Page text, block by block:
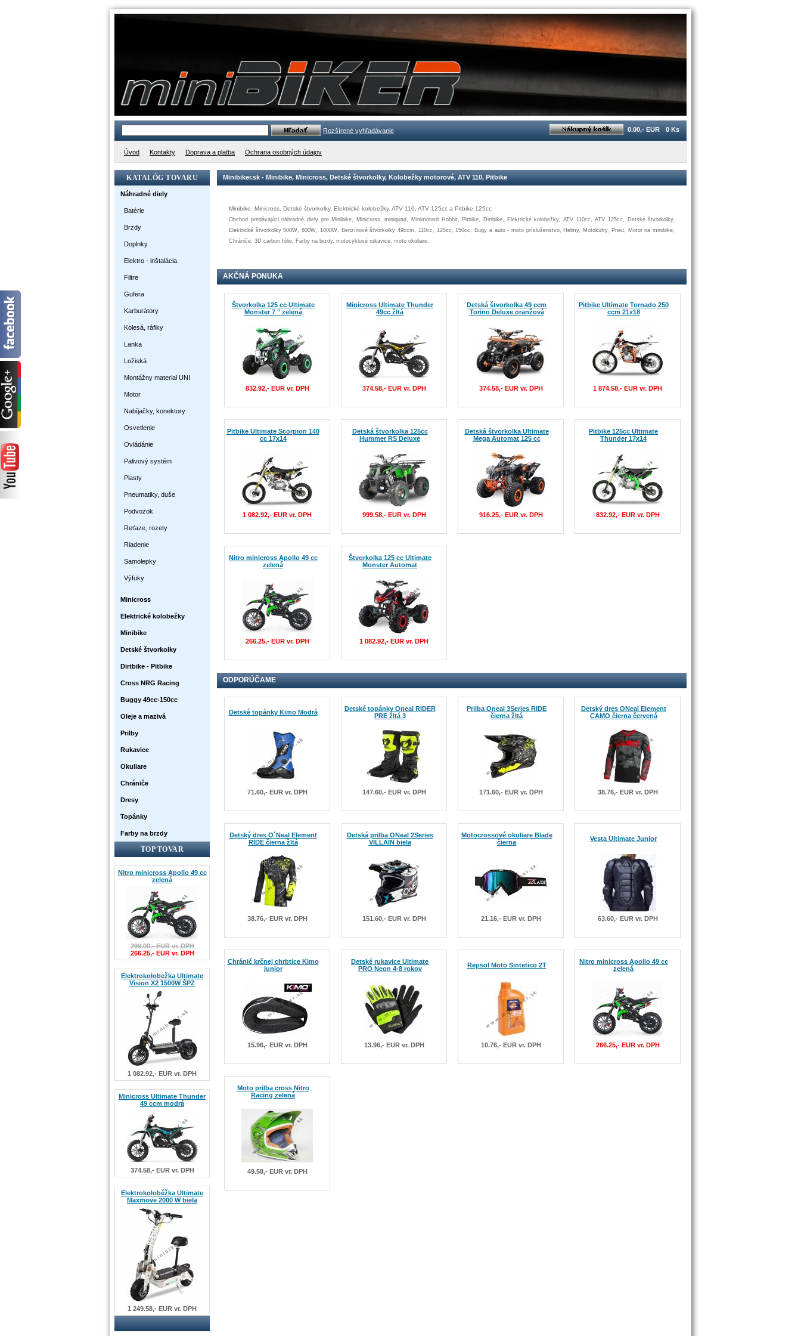
Rozšírené vyhľadávanie 0.00,- EUR 0 Ks
Úvod Kontakty Doprava a platba Ochrana osobných údajov
KATALÓG TOVARU
Náhradné diely
Batérie
Brzdy
Doplnky
Elektro - inštalácia
Filtre
Gufera
Karburátory
Kolesá, ráfiky
Lanka
Ložiská
Montážny material UNI
Motor
Nabíjačky, konektory
Osvetlenie
Ovládánie
Palivový systém
Plasty
Pneumatiky, duše
Podvozok
Reťaze, rozety
Riadenie
Samolepky
Výfuky
Minicross
Elektrické kolobežky
Minibike
Detské štvorkolky
Dirtbike - Pitbike
Cross NRG Racing
Buggy 49cc-150cc
Oleje a mazivá
Prilby
Rukavice
Okuliare
Chrániče
Dresy
Topánky
Farby na brzdy
TOP TOVAR
Nitro minicross Apollo 49 cc
zelená
299.00,- EUR vr. DPH
266.25,- EUR vr. DPH
Elektrokolobežka Ultimate
Vision X2 1500W ŠPZ
1 082.92,- EUR vr. DPH
Minicross Ultimate Thunder
49 ccm modrá
374.58,- EUR vr. DPH
Elektrokoloběžka Ultimate
Maxmove 2000 W biela
1 249.58,- EUR vr. DPH
Minibiker.sk - Minibike, Minicross, Detské štvorkolky, Kolobežky motorové, ATV 110, Pitbike
Minibike Minicross Detské štvorkolky, Elektrické kolobežky, ATV 110 ATV 125cc a Pitbike 125cc
Obchod predávajúcináhradné diely pre Minibike, Minicross,miniquad, Minimotard Hobbit, Pitbike, Dirtbike, Elektrické kolobežky, ATV 110cc,ATV 125cc, Detské štvorkolky,
Elektrické štvorkolky 500W, 800W, 1000W, Benzínové štvorkolky 49ccm, 110cc, 125cc,150cc, Bugy a auto - moto príslušenstvo, Helmy, Motokufry, Pneu, Motor na minibike,
Chrániče, 3D carbon fólie, Farby na brzdy, motocyklové rukavice, moto okuliare.
AKČNÁ PONUKA
Štvorkolka 125 cc Ultimate
Monster 7 " zelená
832.92,- EUR vr. DPH
Minicross Ultimate Thunder
49cc žltá
374.58,- EUR vr. DPH
Detská štvorkolka 49 ccm
Torino Deluxe oranžová
374.58,- EUR vr. DPH
Pitbike Ultimate Tornado 250
ccm 21x18
1 874.58,- EUR vr. DPH
Pitbike Ultimate Scorpion 140
cc 17x14
1 082.92,- EUR vr. DPH
Detská štvorkolka 125cc
Hummer RS Deluxe
999.58,- EUR vr. DPH
Detská štvorkolka Ultimate
Mega Automat 125 cc
916.25,- EUR vr. DPH
Pitbike 125cc Ultimate
Thunder 17x14
832.92,- EUR vr. DPH
Nitro minicross Apollo 49 cc
zelená
266.25,- EUR vr. DPH
Štvorkolka 125 cc Ultimate
Monster Automat
1 082.92,- EUR vr. DPH
ODPORÚČAME
Detské topánky Kimo Modrá
71.60,- EUR vr. DPH
Detské topánky Oneal RIDER
PRE žltá 3
147.60,- EUR vr. DPH
Prilba Oneal 3Series RIDE
čierna žltá
171.60,- EUR vr. DPH
Detský dres ONeal Element
CAMO čierna červená
38.76,- EUR vr. DPH
Detský dres O´Neal Element
RIDE čierna žltá
38.76,- EUR vr. DPH
Detská prilba ONeal 2Series
VILLAIN biela
151.60,- EUR vr. DPH
Motocrossové okuliare Blade
čierna
21.16,- EUR vr. DPH
Vesta Ultimate Junior
63.60,- EUR vr. DPH
Chránič krčnej chrbtice Kimo
junior
15.96,- EUR vr. DPH
Detské rukavice Ultimate
PRO Neon 4-8 rokov
13.96,- EUR vr. DPH
Repsol Moto Sintetico 2T
10.76,- EUR vr. DPH
Nitro minicross Apollo 49 cc
zelená
266.25,- EUR vr. DPH
Moto prilba cross Nitro
Racing zelená
49.58,- EUR vr. DPH